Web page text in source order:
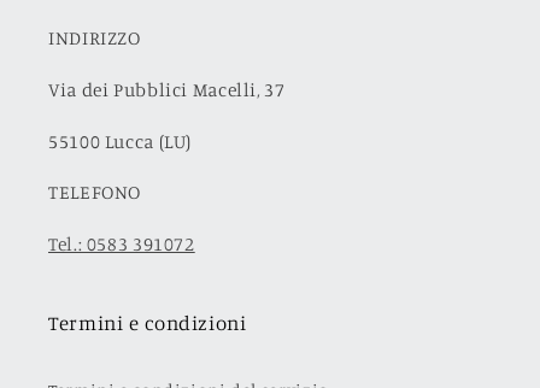
INDIRIZZO
Via dei Pubblici Macelli, 37
55100 Lucca (LU)
TELEFONO
Tel.: 0583 391072
Termini e condizioni